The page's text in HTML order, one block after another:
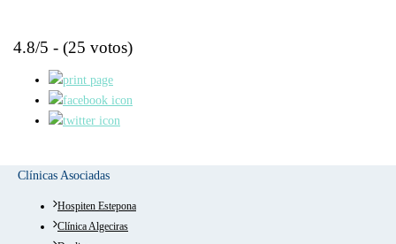
4.8/5 - (25 votos)
Clínicas Asociadas
Hospiten Estepona
Clínica Algeciras